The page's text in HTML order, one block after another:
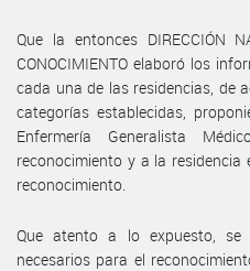
Que la entonces DIRECCIÓN
CONOCIMIENTO elaboró los
cada una de las residencias, de
categorías establecidas,
Enfermería Generalista
reconocimiento y a la
reconocimiento.
Que atento a lo expuesto, se
necesarios para el